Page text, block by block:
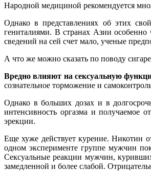
Народной медициной рекомендуется
Однако в представлениях об этих
гениталиями. В странах Азии
сведений на сей счет мало, ученые
А что же можно сказать по поводу
Вредно влияют на сексуальную
сознательное торможение и
Однако в больших дозах и в
интенсивность оргазма и получаемое
эрекции.
Еще хуже действует курение. Никотин
одном эксперименте группе мужчин
Сексуальные реакции мужчин,
замедленной и более слабой.